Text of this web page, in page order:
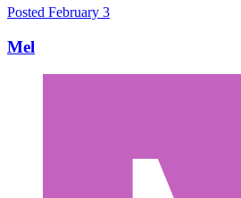
Posted February 3
Mel